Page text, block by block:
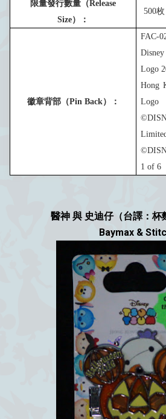
限量發行數量（Release
Size）：
500枚
徽章背部（Pin Back）：
FAC-
Logo
Hong
Logo
1 of 6
醫神 與 史迪仔（台譯：杯
Baymax &